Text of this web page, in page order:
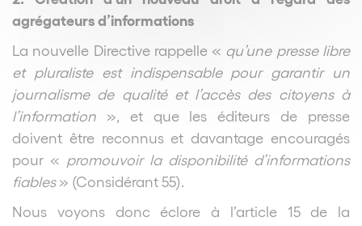
agrégateurs d’informations
La nouvelle Directive rappelle « qu’une presse libre
et pluraliste est indispensable pour garantir un
journalisme de qualité et l’accès des citoyens à
l’information », et que les éditeurs de presse
doivent être reconnus et davantage encouragés
pour « promouvoir la disponibilité d’informations
fiables» (Considérant 55).
Nous voyons donc éclore à l’article 15 de la